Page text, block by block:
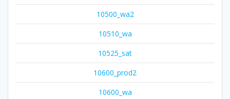
10500_wa2
10510_wa
10525_sat
10600_prod2
10600_wa